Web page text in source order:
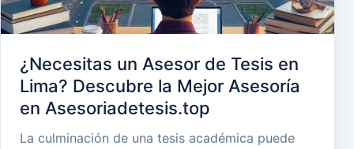
¿Necesitas un Asesor de Tesis en
Lima? Descubre la Mejor Asesoría
en Asesoriadetesis.top
La culminación de una tesis académica puede